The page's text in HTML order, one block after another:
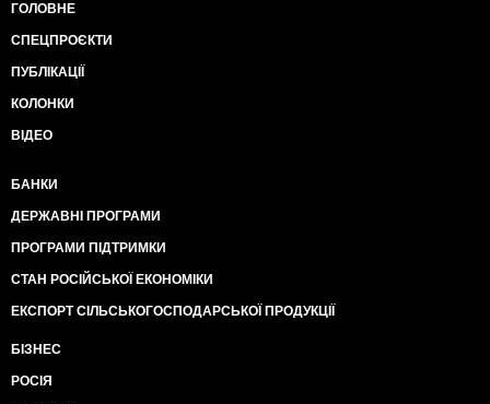
ГОЛОВНЕ
СПЕЦПРОЄКТИ
ПУБЛІКАЦІЇ
КОЛОНКИ
ВІДЕО
БАНКИ
ДЕРЖАВНІ ПРОГРАМИ
ПРОГРАМИ ПІДТРИМКИ
СТАН РОСІЙСЬКОЇ ЕКОНОМІКИ
ЕКСПОРТ СІЛЬСЬКОГОСПОДАРСЬКОЇ ПРОДУКЦІЇ
БІЗНЕС
РОСІЯ